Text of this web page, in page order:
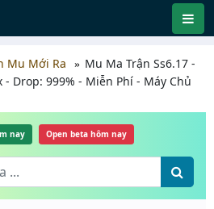
Mu Mới Ra
Mu Ma Trận Ss6.17 -
- Drop: 999% - Miễn Phí - Máy Chủ
nay Open beta hôm nay